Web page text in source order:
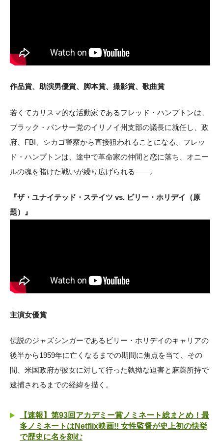
作品賞、助演男優賞、脚本賞、撮影賞、歌曲賞
若くてカリスマ的な活動家であるフレッド・ハンプトンは、
ブラック・パンサー党のイリノイ州支部の議長に就任し、政
府、FBI、シカゴ警察から直接狙われることになる。フレッ
ド・ハンプトンは、途中で革命家の仲間と恋に落ち、オニー
ルの魂を賭けた戦いが繰り広げられる――。
『ザ・ユナイテッド・ステイツ vs. ビリー・ホリデイ（原
題）』
主演女優賞
伝説のジャズシンガーであるビリー・ホリデイのキャリアの
後半から1959年に亡くなるまでの期間に焦点を当て、その
間、米国政府が彼女に対して行った執拗な迫害と麻薬所持で
逮捕されるまでの経緯を描く。
【速報】第93回アカデミー賞ノミネート総まとめ！最
多ノミネートはNetflix映画!! 女性監督が史上初の快挙
で歴史に名を刻む